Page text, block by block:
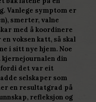
Vanlege symptom er
smerter, valne
med å koordinere
voksen katt, så skal
i sitt nye hjem. Noe
kjernejournalen din
det var eit
selskaper som
en resultatgrad på
refleksjon og